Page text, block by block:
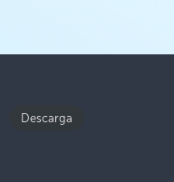
Descarga